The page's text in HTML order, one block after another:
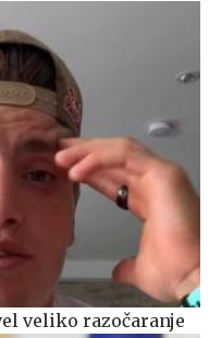
veliko razočaranje